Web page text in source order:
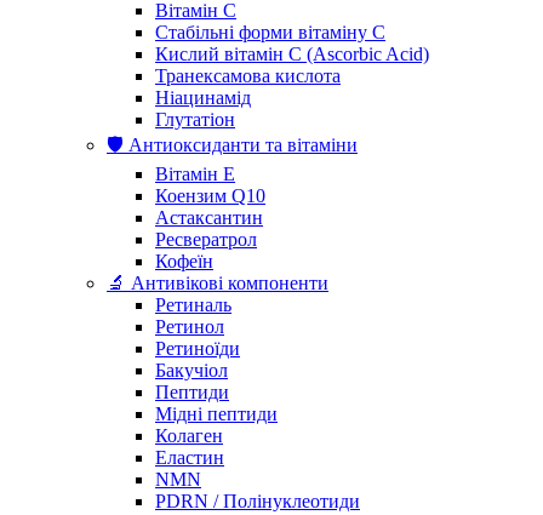
Вітамін С
Стабільні форми вітаміну С
Кислий вітамін С (Ascorbic Acid)
Транексамова кислота
Ніацинамід
Глутатіон
🛡️ Антиоксиданти та вітаміни
Вітамін Е
Коензим Q10
Астаксантин
Ресвератрол
Кофеїн
🔬 Антивікові компоненти
Ретиналь
Ретинол
Ретиноїди
Бакучіол
Пептиди
Мідні пептиди
Колаген
Еластин
NMN
PDRN / Полінуклеотиди